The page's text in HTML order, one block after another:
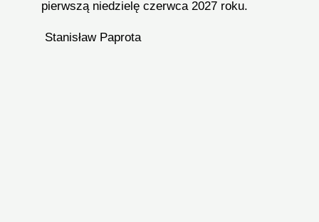
pierwszą niedzielę czerwca 2027 roku.
Stanisław Paprota